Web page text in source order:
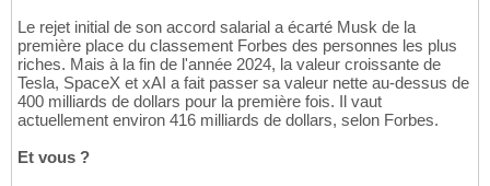
Le rejet initial de son accord salarial a écarté Musk de la
première place du classement Forbes des personnes les plus
riches. Mais à la fin de l'année 2024, la valeur croissante de
Tesla, SpaceX et xAI a fait passer sa valeur nette au-dessus de
400 milliards de dollars pour la première fois. Il vaut
actuellement environ 416 milliards de dollars, selon Forbes.
Et vous ?